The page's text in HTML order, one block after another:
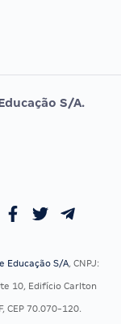
ORDEM
OAB
S/A.
Educação S/A, CNPJ:
10, Edifício Carlton
CEP 70.070-120.